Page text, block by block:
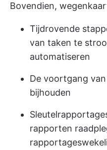
Bovendien,
Tijdrovende
van taken te
automatiseren
De voortgang
bijhouden
rapporten
rapportages